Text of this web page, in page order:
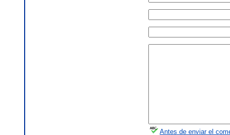
Antes de enviar el